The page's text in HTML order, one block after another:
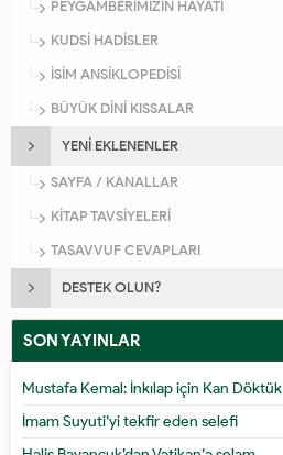
PEYGAMBERİMİZİN HAYATI
KUDSİ HADİSLER
İSİM ANSİKLOPEDİSİ
BÜYÜK DİNİ KISSALAR
YENİ EKLENENLER
SAYFA / KANALLAR
KİTAP TAVSİYELERİ
TASAVVUF CEVAPLARI
DESTEK OLUN?
SON YAYINLAR
Mustafa Kemal: İnkılap için Kan Döktük
İmam Suyuti’yi tekfir eden selefi